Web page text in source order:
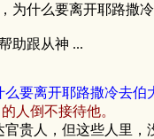
为什么要离开耶路撒
助跟从神 ...
要离开耶路撒冷去伯
人倒不接待他。
贵人，但这些人里，